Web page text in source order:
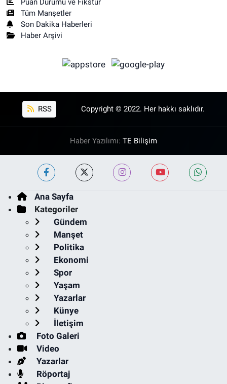
Tüm Manşetler
Son Dakika Haberleri
Haber Arşivi
RSS Copyright © 2022. Her hakkı saklıdır.
Haber Yazılımı: TE Bilişim
Ana Sayfa
Kategoriler
Gündem
Manşet
Politika
Ekonomi
Spor
Yaşam
Yazarlar
Künye
İletişim
Foto Galeri
Video
Yazarlar
Röportaj